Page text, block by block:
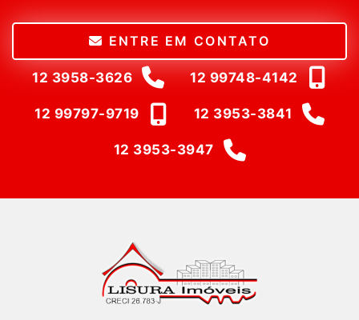
ENTRE EM CONTATO
12 3958-3626 12 99748-4142
12 99797-9719 12 3953-3841
12 3953-3947